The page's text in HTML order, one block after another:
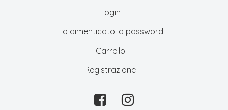
Login
Ho dimenticato la password
Carrello
Registrazione